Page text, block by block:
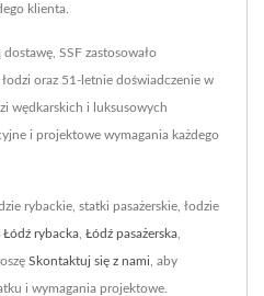
klienta.
SSF zastosowało
oraz 51-letnie doświadczenie w
wędkarskich i luksusowych
i projektowe wymagania każdego
rybackie, statki pasażerskie, łodzie
Łódź rybacka Łódź pasażerska
Skontaktuj się z nami , aby
i wymagania projektowe.